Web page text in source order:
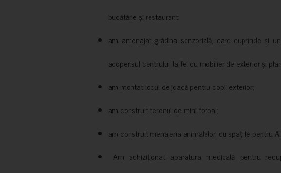
bucătărie și restaurant;
am amenajat grădina senzorială, care cuprinde și
acoperisul centrului, la fel cu mobilier de exterior și
am montat locul de joacă pentru copii exterior;
am construit terenul de mini-fotbal;
am construit menajeria animalelor, cu spațiile pentru
Am achiziționat aparatura medicală pentru